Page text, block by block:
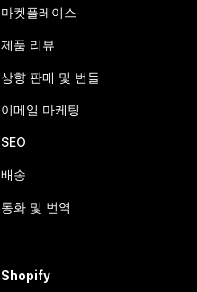
마켓플레이스
제품 리뷰
상향 판매 및 번들
이메일 마케팅
SEO
배송
통화 및 번역
Shopify